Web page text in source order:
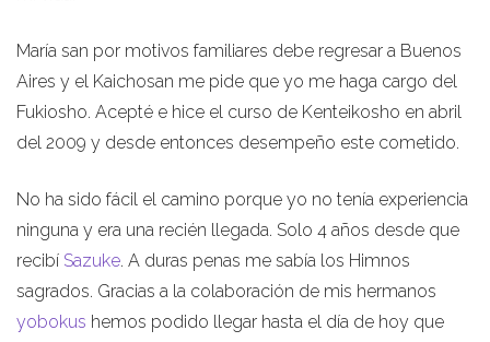
María san por motivos familiares debe regresar a Buenos
Aires y el Kaichosan me pide que yo me haga cargo del
Fukiosho. Acepté e hice el curso de Kenteikosho en abril
del 2009 y desde entonces desempeño este cometido.
No ha sido fácil el camino porque yo no tenía experiencia
ninguna y era una recién llegada. Solo 4 años desde que
recibí Sazuke. A duras penas me sabía los Himnos
sagrados. Gracias a la colaboración de mis hermanos
yobokus hemos podido llegar hasta el día de hoy que